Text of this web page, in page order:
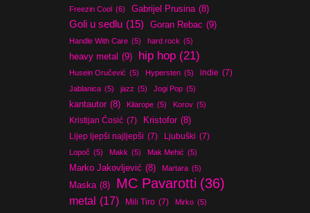
Freezin Cool (6) Gabrijel Prusina (8)
Goli u sedlu (15) Goran Rebac (9)
Handle With Care (5) hard rock (5)
heavy metal (9) hip hop (21)
Husein Oručević (5) Hypersten (5) indie (7)
Jablanica (5) jazz (5) Jogi Pop (5)
kantautor (8) Kilarope (5) Korov (5)
Kristijan Ćosić (7) Kristofor (8)
Lijep ljepši najljepši (7) Ljubuški (7)
Lopoč (5) Makk (5) Mak Mehić (5)
Marko Jakovljević (8) Martara (5)
Maska (8) MC Pavarotti (36)
metal (17) Mili Tiro (7) Mirko (5)